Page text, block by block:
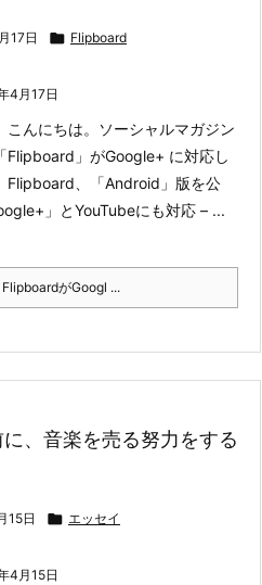
17日  Flipboard
4月17日
こんにちは。ソーシャルマガジン
Flipboard」がGoogle+ に対応し
Flipboard、「Android」版を公
」とYouTubeにも対応 – ...
がGoogl ...
、音楽を売る努力をする
15日  エッセイ
4月15日